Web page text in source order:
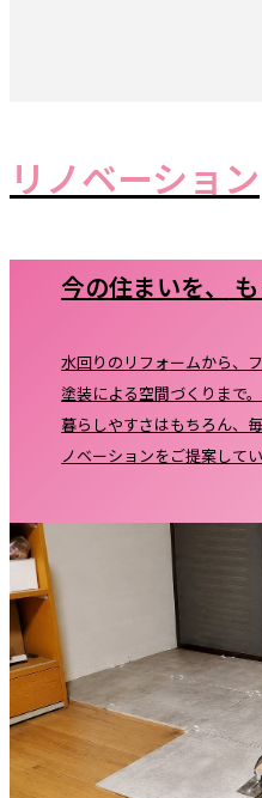
リノベーション
今の住まいを、
水回りのリフォームから、
塗装による空間づくりまで。
暮らしやすさはもちろん、
ノベーションをご提案してい